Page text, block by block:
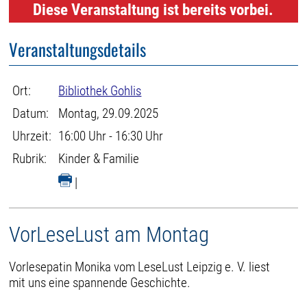
Diese Veranstaltung ist bereits vorbei.
Veranstaltungsdetails
Ort:
Bibliothek Gohlis
Datum:
Montag, 29.09.2025
Uhrzeit: 16:00 Uhr - 16:30 Uhr
Rubrik:
Kinder & Familie
|
VorLeseLust am Montag
Vorlesepatin Monika vom LeseLust Leipzig e. V. liest
mit uns eine spannende Geschichte.